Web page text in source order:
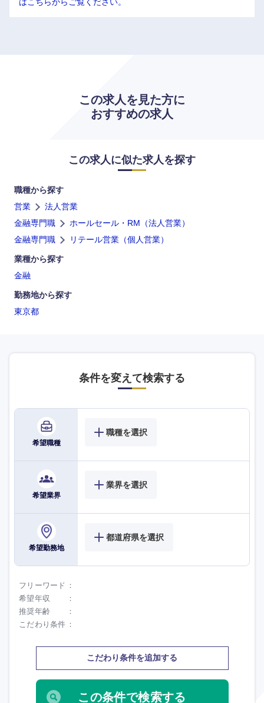
この求人を見た方に
おすすめの求人
この求人に似た求人を探す
職種から探す
営業
法人営業
金融専門職
ホールセール・RM（法人営業）
金融専門職
リテール営業（個人営業）
業種から探す
金融
勤務地から探す
東京都
条件を変えて検索する
希望職種
職種を選択
希望業界
業界を選択
希望勤務地
都道府県を選択
フリーワード
希望年収
推奨年齢
こだわり条件
こだわり条件を追加する
九州・沖縄
福岡県 佐賀県
長崎県